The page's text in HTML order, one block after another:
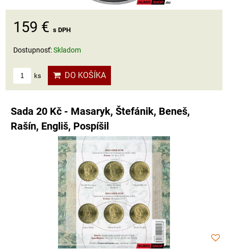
159 € s DPH
Dostupnosť:Skladom
ks DO KOŠÍKA
Sada 20 Kč - Masaryk, Štefánik, Beneš,
Rašín, Engliš, Pospíšil